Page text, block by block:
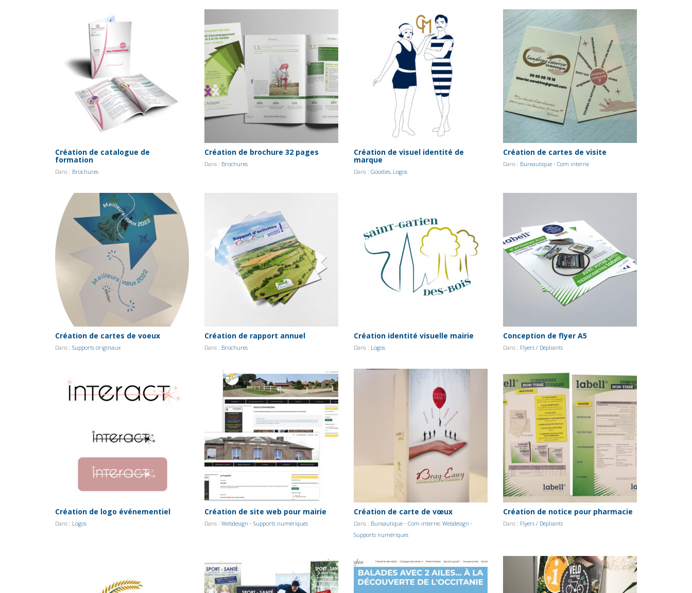
Création de catalogue de
formation
Dans : Brochures
Création de brochure 32 pages
Dans : Brochures
Création de visuel identité de
marque
Dans : Goodies, Logos
Création de cartes de visite
Dans : Bureautique - Com interne
Création de cartes de voeux
Dans : Supports originaux
Création de rapport annuel
Dans : Brochures
Création identité visuelle mairie
Dans : Logos
Conception de flyer A5
Dans : Flyers / Dépliants
Création de logo événementiel
Dans : Logos
Création de site web pour mairie
Dans : Webdesign - Supports numériques
Création de carte de vœux
Dans : Bureautique - Com interne, Webdesign -
Supports numériques
Création de notice pour pharmacie
Dans : Flyers / Dépliants